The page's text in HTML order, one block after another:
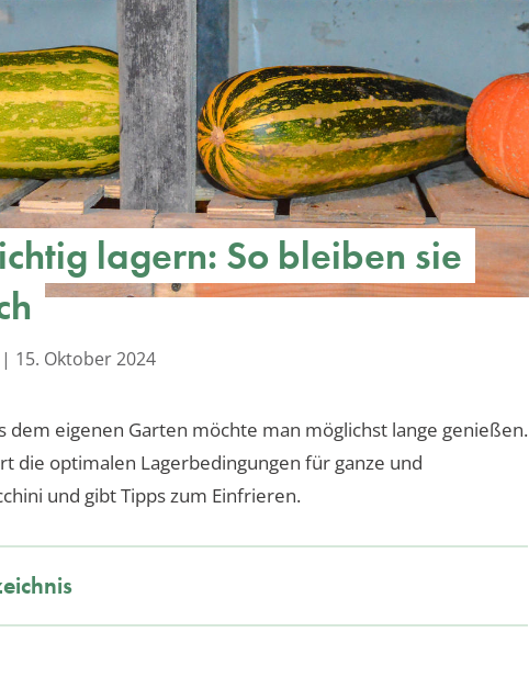
lagern: So bleiben sie
| 15. Oktober 2024
dem eigenen Garten möchte man möglichst lange genießen.
die optimalen Lagerbedingungen für ganze und
und gibt Tipps zum Einfrieren.